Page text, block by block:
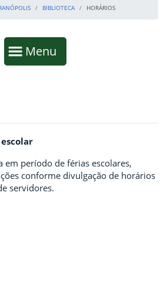
BIBLIOTECA HORÁRIOS
Mostrar
Menu
em período de férias escolares,
conforme divulgação de horários
servidores.